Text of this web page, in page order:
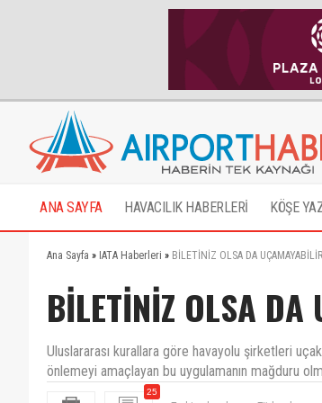
ANA SAYFA HAVACILIK HABERLERİ KÖŞE
Ana Sayfa » IATA Haberleri » BİLETİNİZ OLSA DA
BİLETİNİZ OLSA DA
Uluslararası kurallara göre havayolu şirketleri
önlemeyi amaçlayan bu uygulamanın mağduru
25